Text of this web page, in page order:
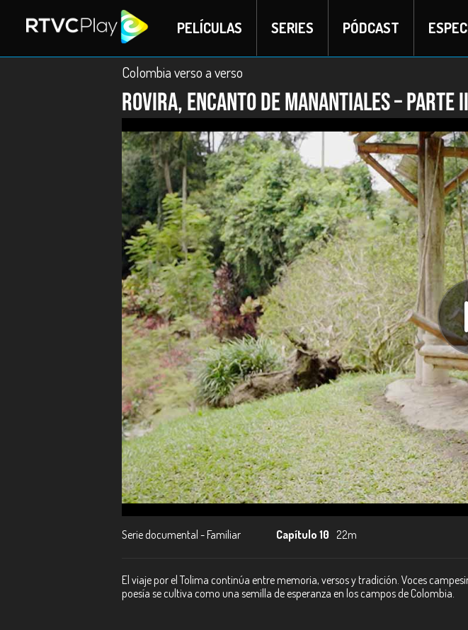
PELÍCULAS SERIES PÓDCAST
Colombia verso a verso
Rovira, encanto de manantiales – Parte II
Serie documental - Familiar Capítulo 10 22m
El viaje por el Tolima continúa entre memoria, versos y tradición. Voces
poesía se cultiva como una semilla de esperanza en los campos de Colombia.